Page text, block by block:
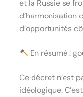
et la Russie se
d’harmonisation
d’opportunités
En résumé :
Ce décret n’est
idéologique.